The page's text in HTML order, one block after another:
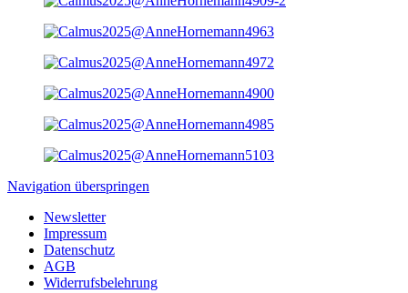
Navigation überspringen
Newsletter
Impressum
Datenschutz
AGB
Widerrufsbelehrung